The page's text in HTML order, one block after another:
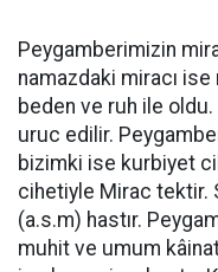
Peygamberimizin
namazdaki miracı
beden ve ruh ile
uruc edilir.
bizimki ise kurbiyet
cihetiyle Mirac tektir.
(a.s.m) hastır.
muhit ve umum